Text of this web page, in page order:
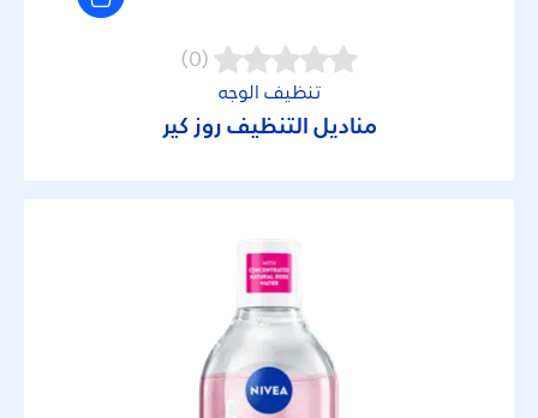
(0)
تنظيف الوجه
مناديل التنظيف روز كير